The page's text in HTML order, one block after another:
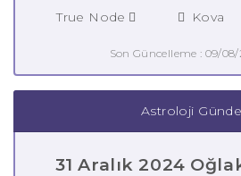
True Node
Kova
Son Güncelleme : 09/08/
Astroloji
31 Aralık 2024